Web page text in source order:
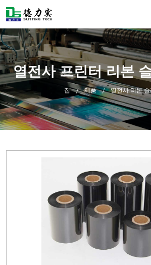
열전사 프린터 리본
집 / 제품 / 열전사 리본 슬